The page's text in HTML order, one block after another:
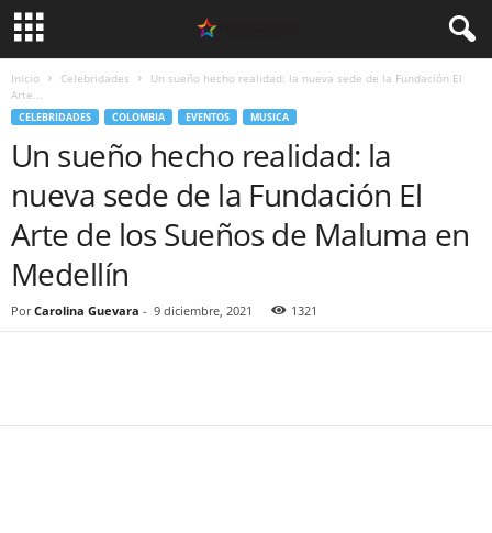
Inicio Celebridades
Un sueño hecho realidad: la nueva sede de la Fundación El
Arte...
CELEBRIDADES COLOMBIA EVENTOS MUSICA
Un sueño hecho realidad: la
nueva sede de la Fundación El
Arte de los Sueños de Maluma en
Medellín
Por Carolina Guevara - 9 diciembre, 2021 1321